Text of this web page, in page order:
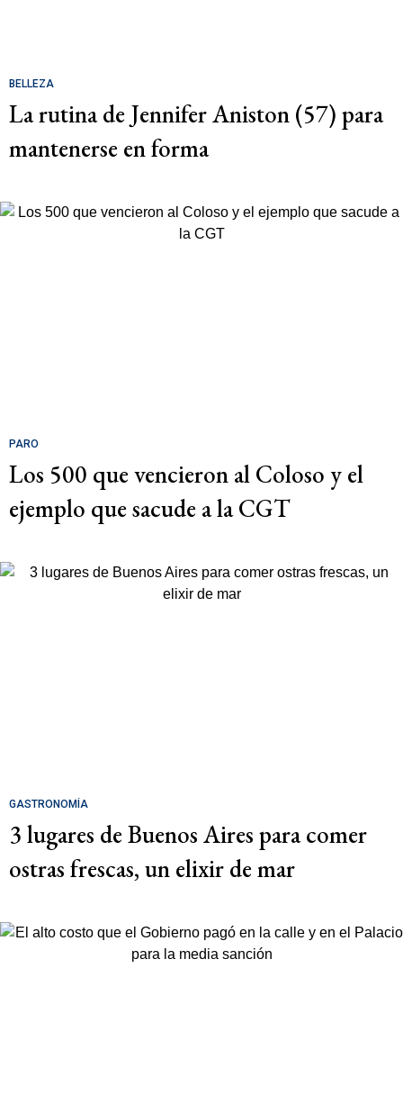
BELLEZA
La rutina de Jennifer Aniston (57) para
mantenerse en forma
PARO
Los 500 que vencieron al Coloso y el
ejemplo que sacude a la CGT
GASTRONOMÍA
3 lugares de Buenos Aires para comer
ostras frescas, un elixir de mar